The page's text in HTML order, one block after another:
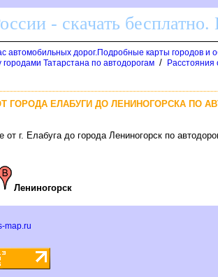
- скачать
автомобильных дорог.Подробные карты городов и
Татарстана по автодорогам / Расстояния
ГОРОДА ЕЛАБУГИ ДО ЛЕНИНОГОРСКА ПО
от г. Елабуга до города Лениногорск по
Лениногорск
map.ru